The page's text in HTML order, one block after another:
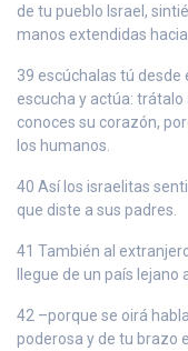
de tu pueblo Israel,
manos extendidas
39 escúchalas tú desde
escucha y actúa:
conoces su corazón,
los humanos.
40 Así los israelitas
que diste a sus padres.
41 También al
llegue de un país lejano
42 –porque se oirá
poderosa y de tu brazo